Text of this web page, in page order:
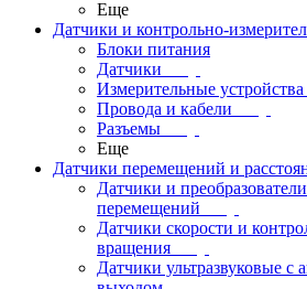
Еще
Датчики и контрольно-
Блоки питания
Датчики
Измерительные устройства
Провода и кабели
Разъемы
Еще
Датчики перемещений и
Датчики и
перемещений
Датчики скорости и
вращения
Датчики ультразвуковые с